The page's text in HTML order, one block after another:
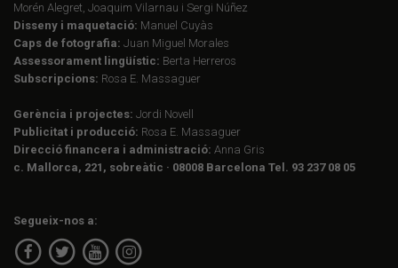
Morén Alegret, Joaquim Vilarnau i Sergi Núñez
Disseny i maquetació: Manuel Cuyàs
Caps de fotografia: Juan Miguel Morales
Assessorament lingüístic: Berta Herreros
Subscripcions: Rosa E. Massaguer
Gerència i projectes: Jordi Novell
Publicitat i producció: Rosa E. Massaguer
Direcció financera i administració: Anna Gris
c. Mallorca, 221, sobreàtic · 08008 Barcelona Tel. 93 237 08 05
Segueix-nos a: